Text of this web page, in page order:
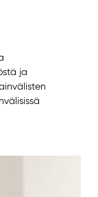
ja